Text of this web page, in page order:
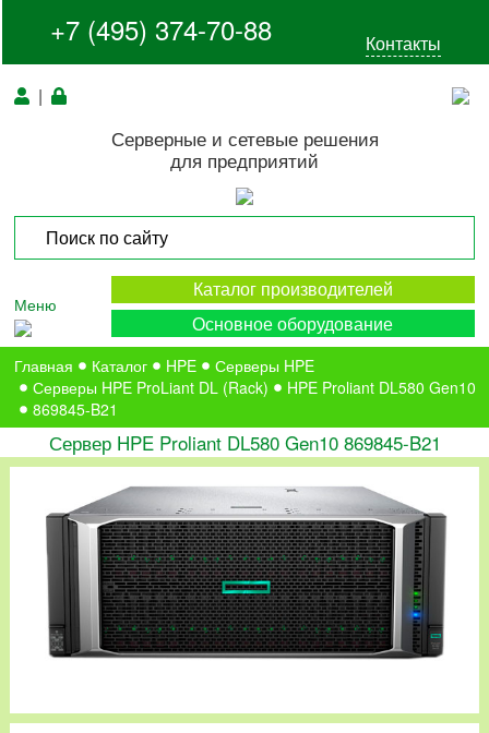
+7 (495) 374-70-88 Контакты
|
Серверные и сетевые решения
для предприятий
Меню
Каталог производителей
Основное оборудование
Главная Каталог HPE
Серверы HPE
Серверы HPE ProLiant DL (Rack)
HPE Proliant DL580 Gen10
869845-B21
Сервер HPE Proliant DL580 Gen10 869845-B21